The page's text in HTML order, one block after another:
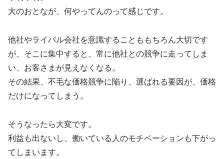
大のおとなが、何やってんのって感じです。
他社やライバル会社を意識することももちろん大切です
が、そこに集中すると、常に他社との競争に走ってしま
い、お客さまが見えなくなる。
その結果、不毛な価格競争に陥り、選ばれる要因が、価格
だけになってしまう。
そうなったら大変です。
利益も出ないし、働いている人のモチベーションも下がっ
てしまいます。